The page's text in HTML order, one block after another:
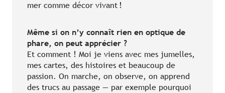
mer comme décor vivant !
Même si on n’y connaît rien en optique de
phare, on peut apprécier ?
Et comment ! Moi je viens avec mes jumelles,
mes cartes, des histoires et beaucoup de
passion. On marche, on observe, on apprend
des trucs au passage — par exemple pourquoi